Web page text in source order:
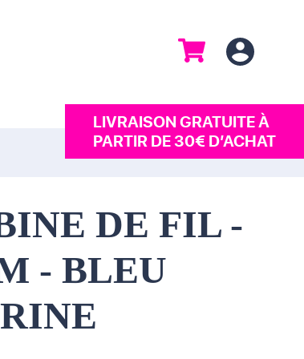
LIVRAISON GRATUITE À
PARTIR DE 30€ D’ACHAT
DE FIL -
- BLEU